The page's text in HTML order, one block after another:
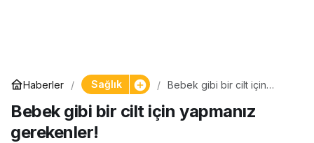
Haberler Sağlık
Bebek gibi bir cilt için
Bebek gibi bir cilt için yapmanız
gerekenler!